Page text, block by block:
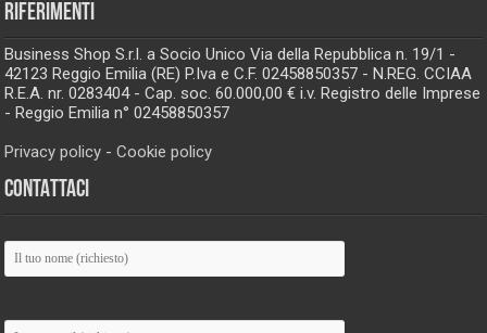
RIFERIMENTI
Business Shop S.r.l. a Socio Unico Via della Repubblica n. 19/1 -
42123 Reggio Emilia (RE) P.Iva e C.F. 02458850357 - N.REG. CCIAA
R.E.A. nr. 0283404 - Cap. soc. 60.000,00 € i.v. Registro delle Imprese
- Reggio Emilia n° 02458850357
Privacy policy -Cookie policy
CONTATTACI